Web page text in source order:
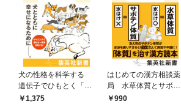
犬の性格を科学する
遺伝子でひもとく「最
良の友」の進化
1,375
はじめての漢方相談薬
局 水草体質とサボテ
ン体質
990